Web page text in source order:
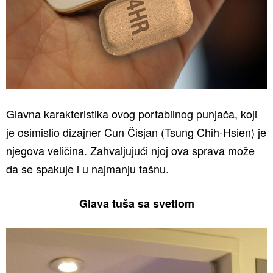
Glavna karakteristika ovog portabilnog punjača, koji
je osimislio dizajner Cun Čisjan (Tsung Chih-Hsien) je
njegova veličina. Zahvaljujući njoj ova sprava može
da se spakuje i u najmanju tašnu.
Glava tuša sa svetlom